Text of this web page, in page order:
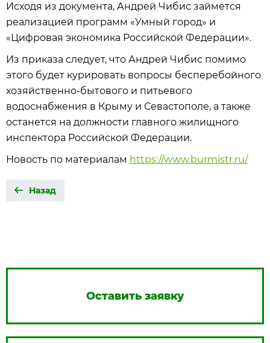
Исходя из документа, Андрей Чибис займется
реализацией программ «Умный город» и
«Цифровая экономика Российской Федерации».
Из приказа следует, что Андрей Чибис помимо
этого будет курировать вопросы бесперебойного
хозяйственно-бытового и питьевого
водоснабжения в Крыму и Севастополе, а также
останется на должности главного жилищного
инспектора Российской Федерации.
Новость по материалам https://www.burmistr.ru/
Назад
Оставить заявку